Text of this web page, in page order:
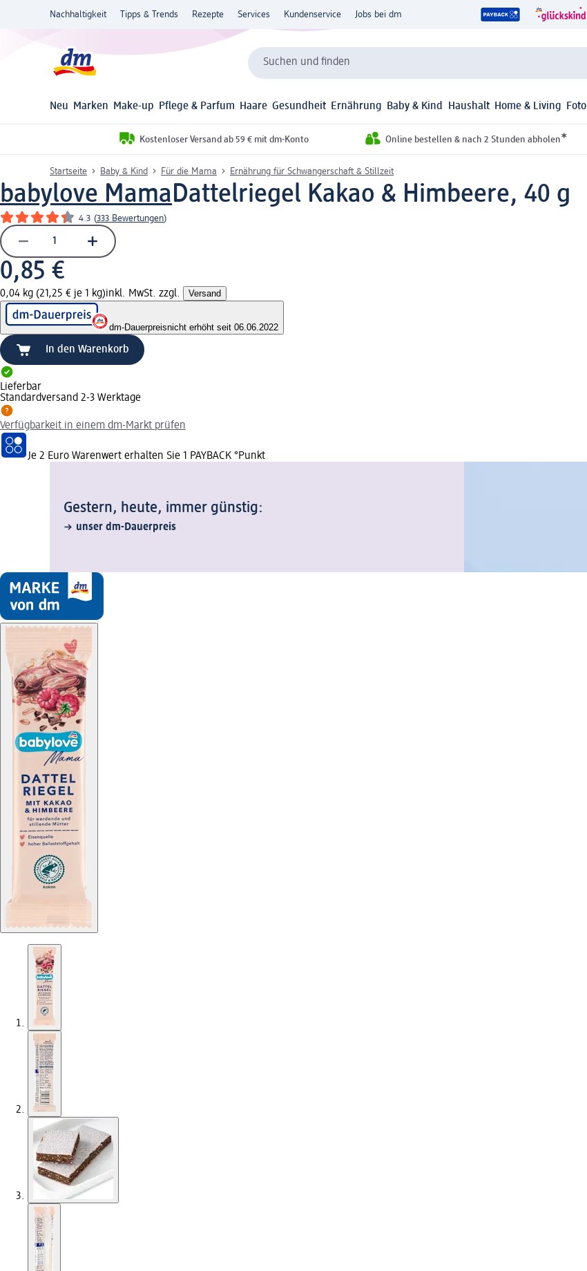
Nachhaltigkeit Tipps & Trends Rezepte Services Kundenservice Jobs bei dm
Suchen und finden
Neu Marken Make-up Pflege & Parfum Haare Gesundheit Ernährung Baby & Kind Haushalt Home & Living Foto
Kostenloser Versand ab 59 € mit dm-Konto Online bestellen & nach 2 Stunden abholen*
Startseite Baby & Kind Für die Mama Ernährung für Schwangerschaft & Stillzeit
babylove MamaDattelriegel Kakao & Himbeere, 40 g
4.3 (333 Bewertungen)
0,85 €
0,04 kg (21,25 € je 1 kg)inkl. MwSt. zzgl. Versand
dm-Dauerpreisnicht erhöht seit 06.06.2022
In den Warenkorb
Lieferbar
Standardversand 2-3 Werktage
Verfügbarkeit in einem dm-Markt prüfen
Je 2 Euro Warenwert erhalten Sie 1 PAYBACK °Punkt
Gestern, heute, immer günstig:
unser dm-Dauerpreis